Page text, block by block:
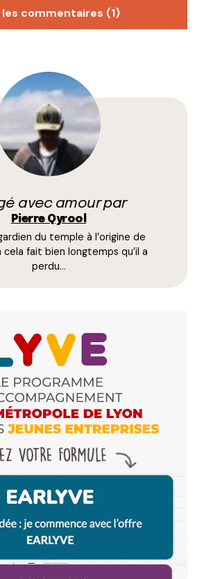
les commentaires (1)
je suis pas à Lyon ^^ ce week-
sont indiqués avec
nom, mon e-mail et mon site dans le
mon prochain commentaire.
tous les nouveaux commentaires
avec amour par
Pierre Qyrool
du temple à l’origine de
cela fait bien longtemps qu’il a
perdu…